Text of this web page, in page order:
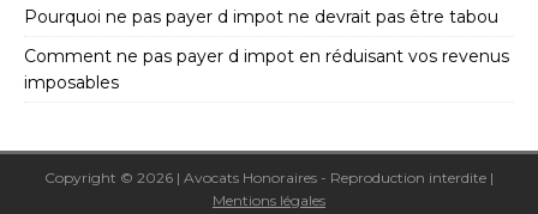
Pourquoi ne pas payer d impot ne devrait pas être tabou
Comment ne pas payer d impot en réduisant vos revenus
imposables
Copyright © 2026 | Avocats Honoraires - Reproduction interdite |
Mentions légales